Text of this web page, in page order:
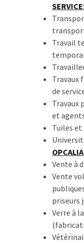
Travail
Travaux
de
Travaux
et
Tuiles
OPCALIA
Vente à
Vente
priseurs
Verre à